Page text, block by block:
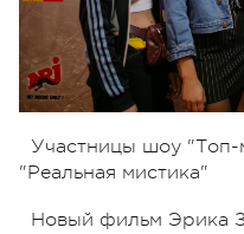
Участницы шоу "Топ-
"Реальная мистика"
Новый фильм Эрика